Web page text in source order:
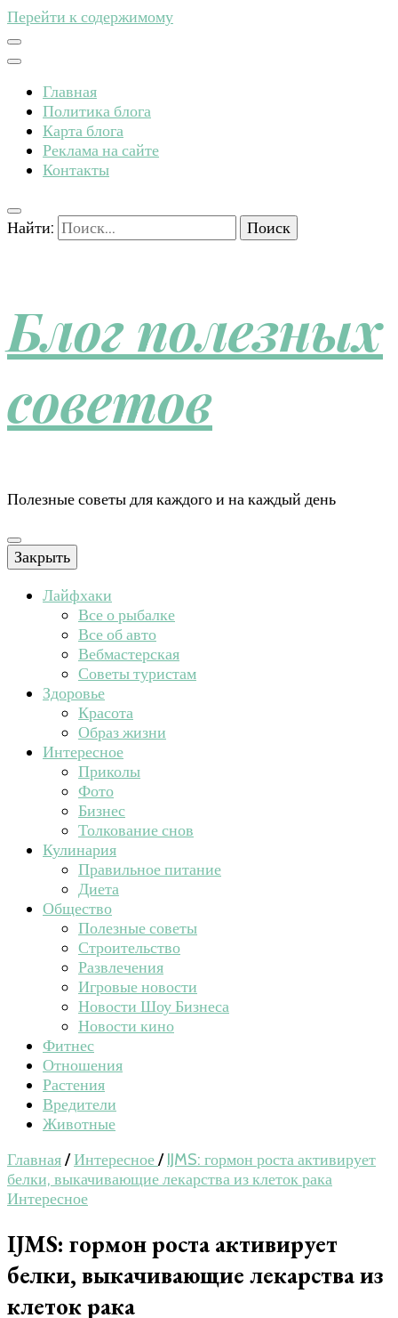
Перейти к содержимому
Главная
Политика блога
Карта блога
Реклама на сайте
Контакты
Найти:
Блог полезных
советов
Полезные советы для каждого и на каждый день
Закрыть
Лайфхаки
Все о рыбалке
Все об авто
Вебмастерская
Советы туристам
Здоровье
Красота
Образ жизни
Интересное
Приколы
Фото
Бизнес
Толкование снов
Кулинария
Правильное питание
Диета
Общество
Полезные советы
Строительство
Развлечения
Игровые новости
Новости Шоу Бизнеса
Новости кино
Фитнес
Отношения
Растения
Вредители
Животные
Главная/Интересное/ IJMS: гормон роста активирует
белки, выкачивающие лекарства из клеток рака
Интересное
IJMS: гормон роста активирует
белки, выкачивающие лекарства из
клеток рака